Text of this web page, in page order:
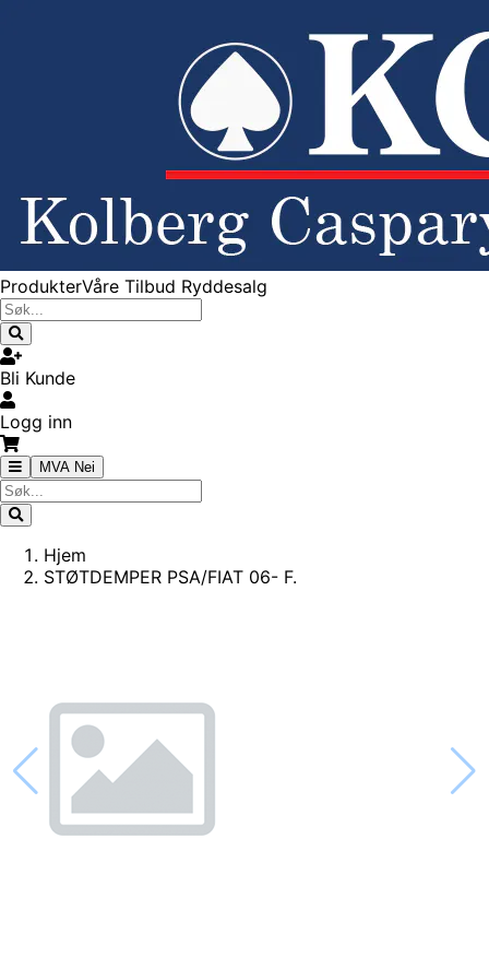
ProdukterVåre Tilbud Ryddesalg
Bli Kunde
Logg inn
MVA Nei
Hjem
STØTDEMPER PSA/FIAT 06- F.